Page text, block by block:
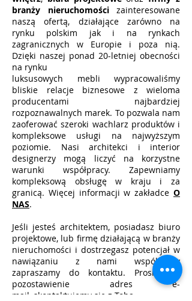
branży nieruchomościzainteresowane
naszą ofertą, działające zarówno na
rynku polskim jak i na rynkach
zagranicznych w Europie i poza nią.
Dzięki naszej ponad 20-letniej obecności
na rynku
luksusowych mebli wypracowaliśmy
bliskie relacje biznesowe z wieloma
producentami najbardziej
rozpoznawalnych marek. To pozwala nam
zaoferować szeroki wachlarz produktów i
kompleksowe usługi na najwyższym
poziomie. Nasi architekci i interior
designerzy mogą liczyć na korzystne
warunki współpracy. Zapewniamy
kompleksową obsługę w kraju i za
granicą. Więcej informacji w zakładce O
NAS.
Jeśli jesteś architektem, posiadasz biuro
projektowe, lub firmę działającą w branży
nieruchomości i dostrzegasz potencjał w
nawiązaniu z nami współpracy
zapraszamy do kontaktu. Prosimy o
pozostawienie adres e-
mail, skontaktujemy się z Tobą.